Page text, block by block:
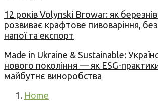
12 років Volynski Browar: як
розвиває крафтове пивоваріння,
напої та експорт
Made in Ukraine & Sustainable:
нового покоління — як ESG-
майбутнє виноробства
Home